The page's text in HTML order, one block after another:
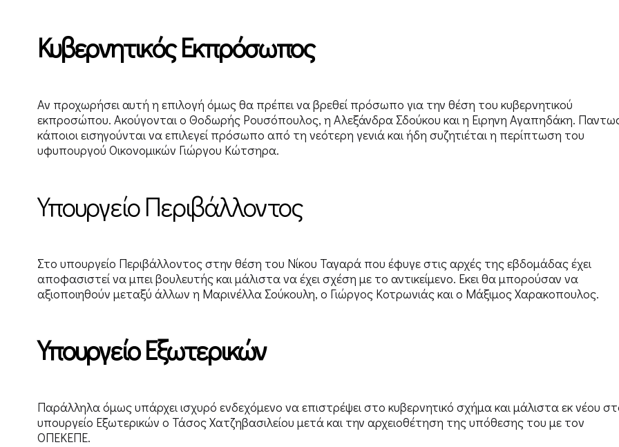
Κυβερνητικός Εκπρόσωπος
Αν προχωρήσει αυτή η επιλογή όμως θα πρέπει να βρεθεί πρόσωπο για την θέση του κυβερνητικού
εκπροσώπου. Ακούγονται ο Θοδωρής Ρουσόπουλος, η Αλεξάνδρα Σδούκου και η Ειρηνη Αγαπηδάκη.
κάποιοι εισηγούνται να επιλεγεί πρόσωπο από τη νεότερη γενιά και ήδη συζητιέται η περίπτωση του
υφυπουργού Οικονομικών Γιώργου Κώτσηρα.
Υπουργείο Περιβάλλοντος
Στο υπουργείο Περιβάλλοντος στην θέση του Νίκου Ταγαρά που έφυγε στις αρχές της εβδομάδας έχει
αποφασιστεί να μπει βουλευτής και μάλιστα να έχει σχέση με το αντικείμενο. Εκει θα μπορούσαν να
αξιοποιηθούν μεταξύ άλλων η Μαρινέλλα Σούκουλη, ο Γιώργος Κοτρωνιάς και ο Μάξιμος Χαρακοπουλος.
Υπουργείο Εξωτερικών
Παράλληλα όμως υπάρχει ισχυρό ενδεχόμενο να επιστρέψει στο κυβερνητικό σχήμα και μάλιστα εκ νέου
υπουργείο Εξωτερικών ο Τάσος Χατζηβασιλείου μετά και την αρχειοθέτηση της υπόθεσης του με τον
ΟΠΕΚΕΠΕ.